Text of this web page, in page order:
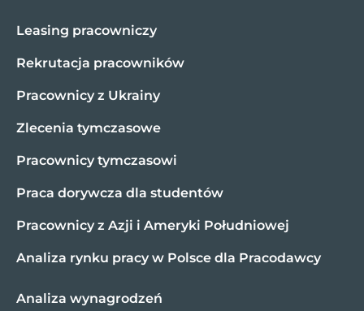
Leasing pracowniczy
Rekrutacja pracowników
Pracownicy z Ukrainy
Zlecenia tymczasowe
Pracownicy tymczasowi
Praca dorywcza dla studentów
Pracownicy z Azji i Ameryki Południowej
Analiza rynku pracy w Polsce dla Pracodawcy
Analiza wynagrodzeń